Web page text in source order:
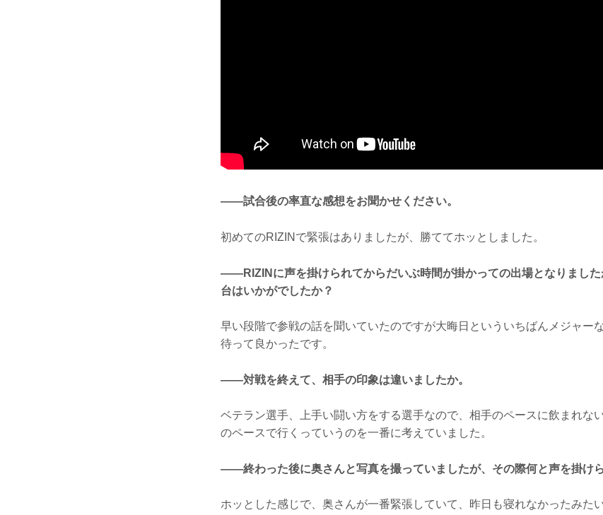
——試合後の率直な感想をお聞かせください。
初めてのRIZINで緊張はありましたが、勝ててホッとしました。
——RIZINに声を掛けられてからだいぶ時間が掛かっての出場となりまし
台はいかがでしたか？
早い段階で参戦の話を聞いていたのですが大晦日といういちばんメジャー
待って良かったです。
——対戦を終えて、相手の印象は違いましたか。
ベテラン選手、上手い闘い方をする選手なので、相手のペースに飲まれな
のペースで行くっていうのを一番に考えていました。
——終わった後に奥さんと写真を撮っていましたが、その際何と声を掛け
ホッとした感じで、奥さんが一番緊張していて、昨日も寝れなかったみた